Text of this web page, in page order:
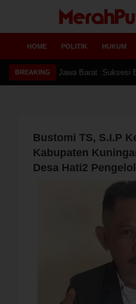
HOME POLITIK HUKUM
BREAKING
Bustomi TS, S.I.P
Kabupaten
Desa Hati2